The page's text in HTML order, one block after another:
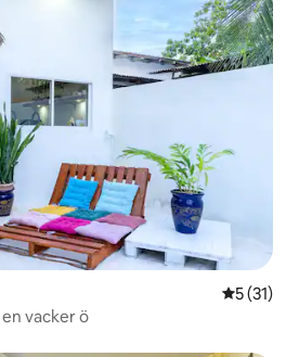
5 av 5 i
5 (31)
vacker ö